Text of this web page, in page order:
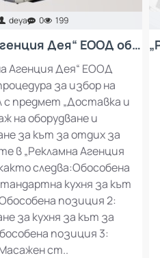
deya 0 199
„Рекламна Агенция Дея“ ЕООД обявява процедура за избор на изпълнител с предмет „Доставка и монтаж на оборудване и обзавеждане за кът за отдих за работещите в „Рекламна Агенция Дея“ ЕООД
Агенция Дея“ ЕООД
за избор на
предмет „Доставка и
на оборудване и
за кът за отдих за
в „Рекламна Агенция
следва:Обособена
кухня за кът
позиция 2:
за кухня за кът за
позиция 3:
ст..